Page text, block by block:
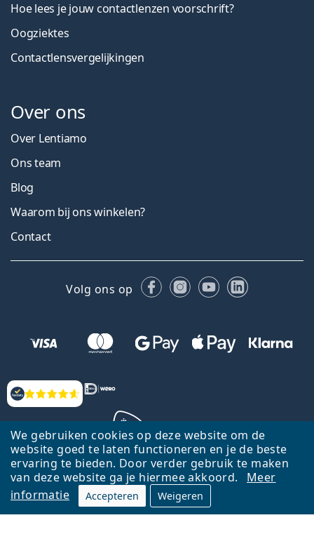
We gebruiken cookies op deze website om de
website goed te laten functioneren en je de beste
ervaring te bieden. Door verder gebruik te maken
van deze website ga je hiermee akkoord.
Meer
informatie
Accepteren Weigeren
Beoordelingen
Hoe lees je jouw contactlenzen voorschrift?
Oogziektes
Contactlensvergelijkingen
Over ons
Over Lentiamo
Ons team
Blog
Waarom bij ons winkelen?
Contact
Volg ons op FacebookInstagram
YouTubeLinkedIn
Terug naar de homepagina
Ga omhoog
Lentiamo.nl is eigendom van en wordt beheerd door Lentiamo s.r.o.,
Tsjechië
Hier al 18 jaar voor jou.